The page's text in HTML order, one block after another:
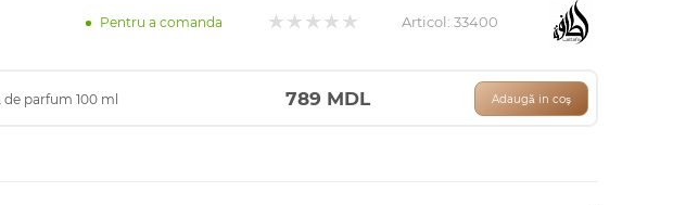
Pentru a comanda Articol: 33400
de parfum 100 ml 789 MDL Adaugă in coş